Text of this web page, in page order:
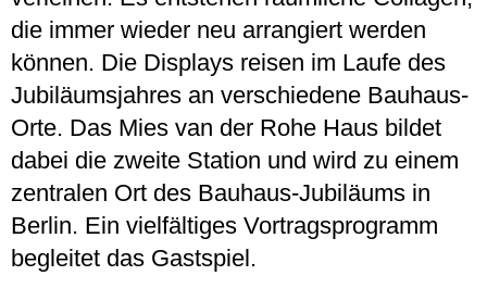
die immer wieder neu arrangiert werden
können. Die Displays reisen im Laufe des
Jubiläumsjahres an verschiedene Bauhaus-
Orte. Das Mies van der Rohe Haus bildet
dabei die zweite Station und wird zu einem
zentralen Ort des Bauhaus-Jubiläums in
Berlin. Ein vielfältiges Vortragsprogramm
begleitet das Gastspiel.